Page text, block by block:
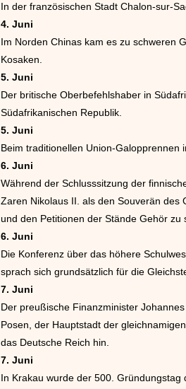
In der französischen Stadt Chalon-sur-
4. Juni
Im Norden Chinas kam es zu schweren
Kosaken.
5. Juni
Der britische Oberbefehlshaber in
Südafrikanischen Republik.
5. Juni
Beim traditionellen Union-Galopprennen
6. Juni
Während der Schlusssitzung der
Zaren Nikolaus II. als den Souverän
und den Petitionen der Stände Gehör
6. Juni
Die Konferenz über das höhere
sprach sich grundsätzlich für die
7. Juni
Der preußische Finanzminister
Posen, der Hauptstadt der
das Deutsche Reich hin.
7. Juni
In Krakau wurde der 500.